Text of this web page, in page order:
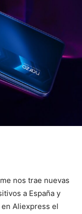
nos trae nuevas
a España y
Aliexpress el